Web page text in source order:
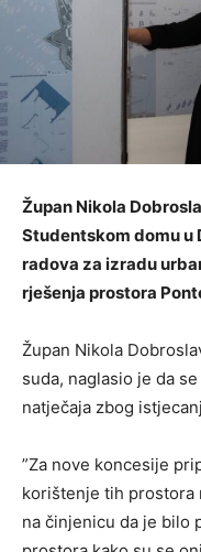
Župan Nikola
Studentskom domu
radova za izradu
rješenja prostora
Župan Nikola
suda, naglasio je da
natječaja zbog
”Za nove koncesije
korištenje tih prostora
na činjenicu da je bilo